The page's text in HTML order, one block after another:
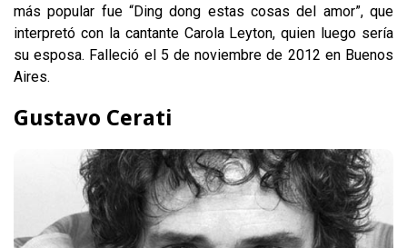
más popular fue “Ding dong estas cosas del amor”, que
interpretó con la cantante Carola Leyton, quien luego sería
su esposa. Falleció el 5 de noviembre de 2012 en Buenos
Aires.
Gustavo Cerati